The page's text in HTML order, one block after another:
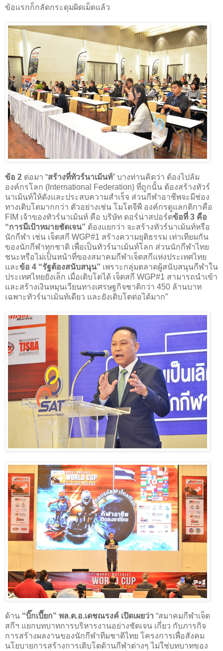
ข้อแรกก็กลัดกระดุมผิดเม็ดแล้ว
ข้อ 2 ต่อมา “สร้างที่ทัวร์นาเม้นท์” บางท่านคิดว่า ต้องไปล้ม
องค์กรโลก (International Federation) ที่ถูกนั้น ต้องสร้างทัวร์
นาเม้นท์ให้ดังและประสบความสำเร็จ ส่วนกีฬาอาชีพจะมีช่อง
ทางเติบโตมากกว่า ตัวอย่างเช่น โมโตจีพี องค์กรดูแลกติกาคือ
FIM เจ้าของทัวร์นาเม้นท์ คือ บริษัท ดอร์น่าสปอร์ตข้อที่ 3 คือ
“การมีเป้าหมายชัดเจน” ต้องแยกว่า จะสร้างทัวร์นาเม้นท์หรือ
นักกีฬา เช่น เจ็ตสกี WGP#1 สร้างความยุติธรรม เท่าเทียมกัน
ของนักกีฬาทุกชาติ เพื่อเป็นทัวร์นาเม้นท์โลก ส่วนนักกีฬาไทย
ชนะหรือไม่เป็นหน้าที่ของสมาคมกีฬาเจ็ตสกีแห่งประเทศไทย
และข้อ 4 “รัฐต้องสนับสนุน” เพราะกลุ่มตลาดผู้สนับสนุนกีฬาใน
ประเทศไทยยังเล็ก เมื่อเติบโตได้ เจ็ตสกี WGP#1 สามารถนำเข้า
และสร้างเงินหมุนเวียนทางเศรษฐกิจชาติกว่า 450 ล้านบาท
เฉพาะทัวร์นาเม้นท์เดียว และยังเติบโตต่อได้มาก”
ด้าน “บิ๊กเปี๊ยก” พล.ต.อ.เดชณรงค์ เปิดเผยว่า “สมาคมกีฬาเจ็ต
สกีฯ แยกบทบาทการบริหารงานอย่างชัดเจน เกี่ยว กับภารกิจ
การสร้างผลงานของนักกีฬาทีมชาติไทย โครงการเพื่อสังคม
นโยบายการสร้างการเติบโตด้านกีฬาต่างๆ ไม่ใช่บทบาทของ